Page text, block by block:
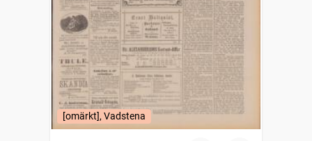
[omärkt], Vadstena